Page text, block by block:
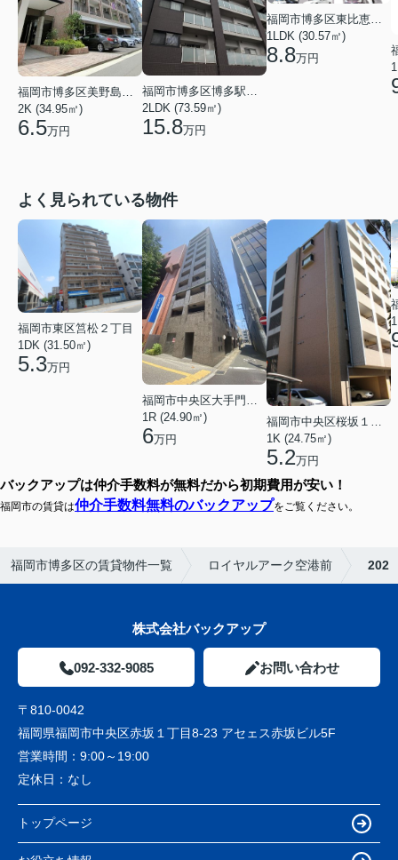
2K (34.95㎡)
6.5万円
福岡市博多区博多駅南２丁目
2LDK (73.59㎡)
15.8万円
1LDK (30.57㎡)
8.8万円
よく見られている物件
福岡市東区筥松２丁目
1DK (31.50㎡)
5.3万円
福岡市中央区大手門３丁目
1R (24.90㎡)
6万円
1K (24.75㎡)
5.2万円
バックアップは仲介手数料が無料だから初期費用が安い！
福岡市の賃貸は仲介手数料無料のバックアップをご覧ください。
福岡市博多区の賃貸物件一覧 ロイヤルアーク空港前 202
株式会社バックアップ
092-332-9085 お問い合わせ
〒810-0042
福岡県福岡市中央区赤坂１丁目8-23 アセェス赤坂ビル5F
営業時間： 9:00～19:00
定休日： なし
トップページ